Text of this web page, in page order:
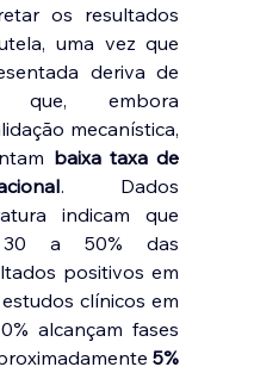
os resultados
uma vez que
deriva de
que, embora
mecanística,
baixa taxa de
. Dados
indicam que
30 a 50% das
positivos em
clínicos em
alcançam fases
5%